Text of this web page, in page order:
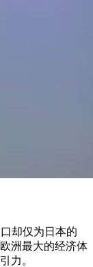
却仅为日本的
洲最大的经济体
力。